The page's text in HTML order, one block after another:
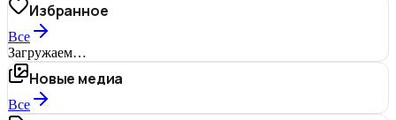
Избранное
Все
Загружаем…
Новые медиа
Все